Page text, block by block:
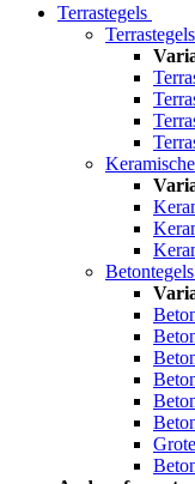
Terrastegels
Terrastegels
Betontegels